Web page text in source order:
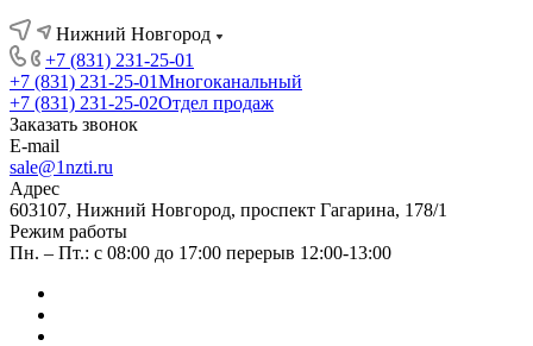
Нижний Новгород
+7 (831) 231-25-01
+7 (831) 231-25-01Многоканальный
+7 (831) 231-25-02Отдел продаж
Заказать звонок
E-mail
sale@1nzti.ru
Адрес
603107, Нижний Новгород, проспект Гагарина, 178/1
Режим работы
Пн. – Пт.: с 08:00 до 17:00 перерыв 12:00-13:00